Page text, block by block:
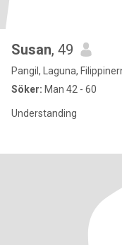
Susan, 49
Pangil, Laguna,
Söker: Man 42 - 60
Understanding